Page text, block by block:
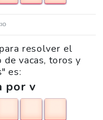
resolver el
de vacas, toros y
es:
por v